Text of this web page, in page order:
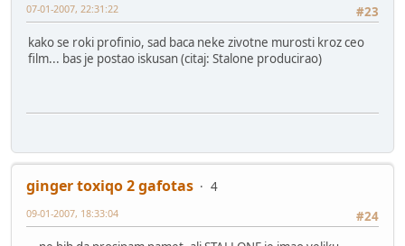
#23
07-01-2007, 22:31:22
kako se roki profinio, sad baca neke zivotne murosti kroz ceo
film... bas je postao iskusan (citaj: Stalone producirao)
ginger toxiqo 2 gafotas
4
#24
09-01-2007, 18:33:04